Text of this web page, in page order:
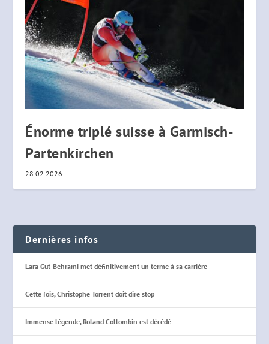
Énorme triplé suisse à Garmisch-
Partenkirchen
28.02.2026
Dernières infos
Lara Gut-Behrami met définitivement un terme à sa carrière
Cette fois, Christophe Torrent doit dire stop
Immense légende, Roland Collombin est décédé